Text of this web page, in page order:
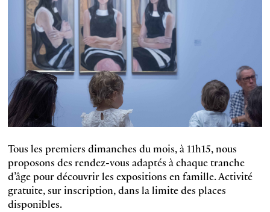
Tous les premiers dimanches du mois, à 11h15, nous
proposons des rendez-vous adaptés à chaque tranche
d’âge pour découvrir les expositions en famille. Activité
gratuite, sur inscription, dans la limite des places
disponibles.